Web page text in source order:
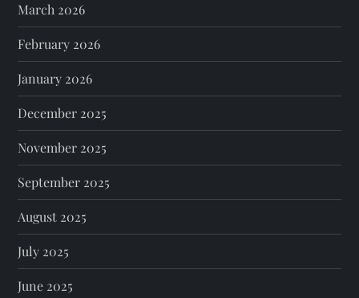
March 2026
February 2026
January 2026
December 2025
November 2025
September 2025
August 2025
July 2025
June 2025